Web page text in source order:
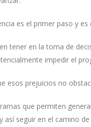
es el primer paso y
tener en la toma de
impedir el
esos prejuicios no
que permiten
seguir en el camino